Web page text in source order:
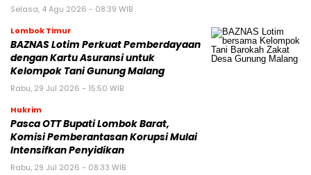
Selasa, 4 Agu 2026 - 08:39 WIB
Lombok Timur
BAZNAS Lotim Perkuat Pemberdayaan
dengan Kartu Asuransi untuk
Kelompok Tani Gunung Malang
Rabu, 29 Jul 2026 - 15:50 WIB
Hukrim
Pasca OTT Bupati Lombok Barat,
Komisi Pemberantasan Korupsi Mulai
Intensifkan Penyidikan
Rabu, 29 Jul 2026 - 08:33 WIB